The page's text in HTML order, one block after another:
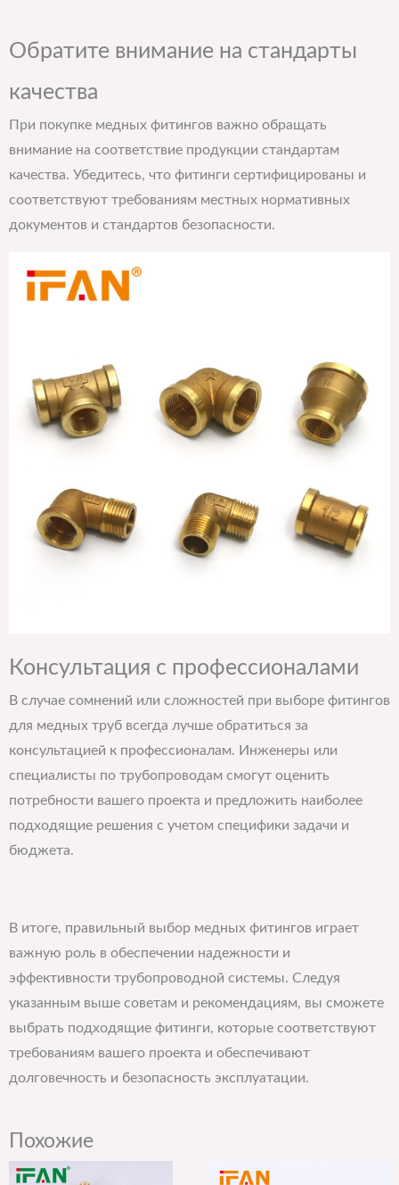
Обратите внимание на стандарты
качества
При покупке медных фитингов важно обращать
внимание на соответствие продукции стандартам
качества. Убедитесь, что фитинги сертифицированы и
соответствуют требованиям местных нормативных
документов и стандартов безопасности.
Консультация с профессионалами
В случае сомнений или сложностей при выборе фитингов
для медных труб всегда лучше обратиться за
консультацией к профессионалам. Инженеры или
специалисты по трубопроводам смогут оценить
потребности вашего проекта и предложить наиболее
подходящие решения с учетом специфики задачи и
бюджета.
В итоге, правильный выбор медных фитингов играет
важную роль в обеспечении надежности и
эффективности трубопроводной системы. Следуя
указанным выше советам и рекомендациям, вы сможете
выбрать подходящие фитинги, которые соответствуют
требованиям вашего проекта и обеспечивают
долговечность и безопасность эксплуатации.
Похожие